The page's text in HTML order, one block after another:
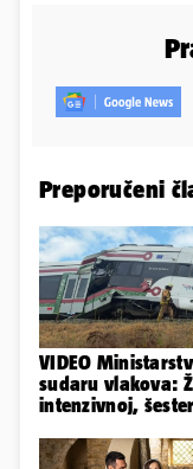
Preporučeni
VIDEO
sudaru vlakova:
intenzivnoj,